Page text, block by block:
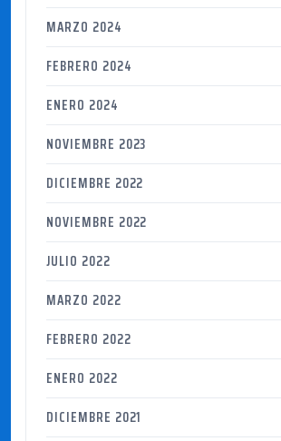
MARZO 2024
FEBRERO 2024
ENERO 2024
NOVIEMBRE 2023
DICIEMBRE 2022
NOVIEMBRE 2022
JULIO 2022
MARZO 2022
FEBRERO 2022
ENERO 2022
DICIEMBRE 2021